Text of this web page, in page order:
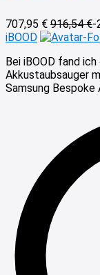
707,95 € 916,54 €-
iBOOD
Bei iBOOD fand
Akkustaubsauger
Samsung Bespoke